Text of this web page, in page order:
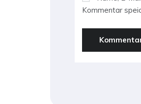
Kommentar